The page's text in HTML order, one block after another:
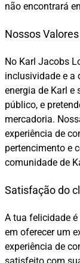
não encontrará
Nossos Valores
No Karl Jacobs
inclusividade e a
energia de Karl e
público, e
mercadoria.
experiência de
pertencimento e
comunidade de
Satisfação do
A tua felicidade
em oferecer um
experiência de